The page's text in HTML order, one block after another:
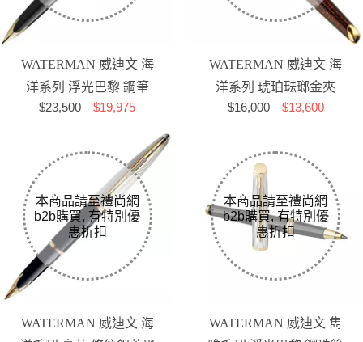
WATERMAN 威迪文 海
洋系列 浮光巴黎 鋼筆
$23,500 $19,975
WATERMAN 威迪文 海
洋系列 琥珀琺瑯金夾
18K金 鋼筆
$16,000$13,600
WATERMAN 威迪文 海
WATERMAN 威迪文 雋